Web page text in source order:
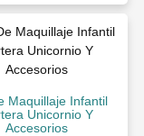
Maquillaje Infantil
Unicornio Y
Accesorios